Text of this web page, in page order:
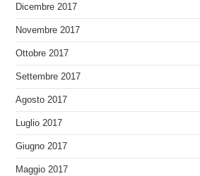
Dicembre 2017
Novembre 2017
Ottobre 2017
Settembre 2017
Agosto 2017
Luglio 2017
Giugno 2017
Maggio 2017